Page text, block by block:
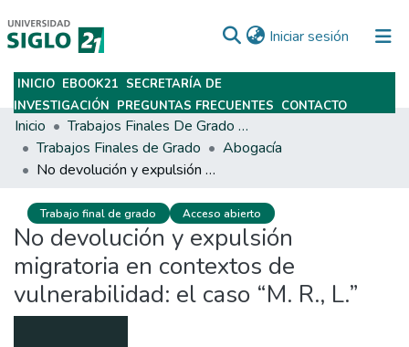
Iniciar sesión (current)
Subir
INICIO EBOOK21 SECRETARÍA DE
INVESTIGACIÓN PREGUNTAS FRECUENTES CONTACTO
Inicio
Trabajos Finales De Grado Y Posgrado
Trabajos Finales de Grado
Abogacía
No devolución y expulsión migratoria en contextos de vulnerabilidad: el caso “M. R., L.”
Trabajo final de grado Acceso abierto
No devolución y expulsión
migratoria en contextos de
vulnerabilidad: el caso “M. R., L.”